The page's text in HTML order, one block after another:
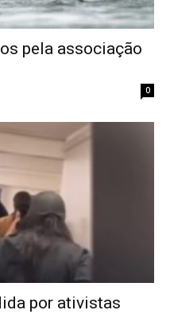
pela associação
0
por ativistas